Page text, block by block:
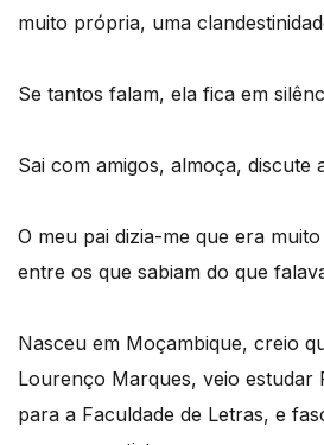
muito própria, uma
Se tantos falam, ela fica em
Sai com amigos, almoça, discute
O meu pai dizia-me que era
entre os que sabiam do que
Nasceu em Moçambique, creio
Lourenço Marques, veio estudar
para a Faculdade de Letras, e